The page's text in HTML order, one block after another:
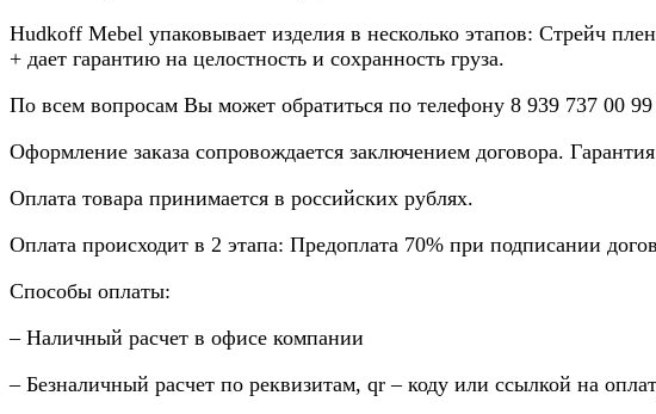
Hudkoff Mebel упаковывает изделия в несколько этапов: Стрейч
+ дает гарантию на целостность и сохранность груза.
По всем вопросам Вы может обратиться по телефону 8 939 737 00 99
Оформление заказа сопровождается заключением договора.
Оплата товара принимается в российских рублях.
Оплата происходит в 2 этапа: Предоплата 70% при подписании
Способы оплаты:
– Наличный расчет в офисе компании
– Безналичный расчет по реквизитам, qr – коду или ссылкой на